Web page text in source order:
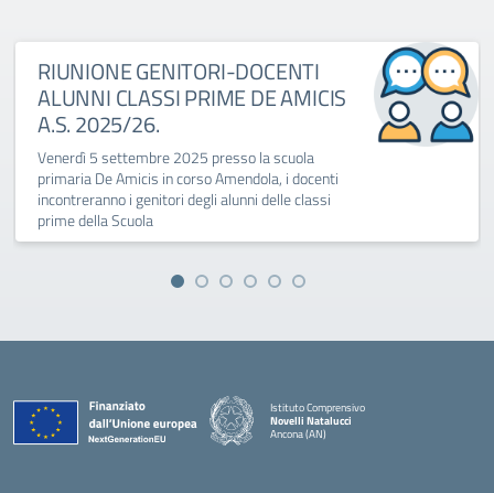
RIUNIONE GENITORI-DOCENTI
ALUNNI CLASSI PRIME DE AMICIS
A.S. 2025/26.
Venerdì 5 settembre 2025 presso la scuola
primaria De Amicis in corso Amendola, i docenti
incontreranno i genitori degli alunni delle classi
prime della Scuola
Istituto Comprensivo
Novelli Natalucci
Ancona (AN)